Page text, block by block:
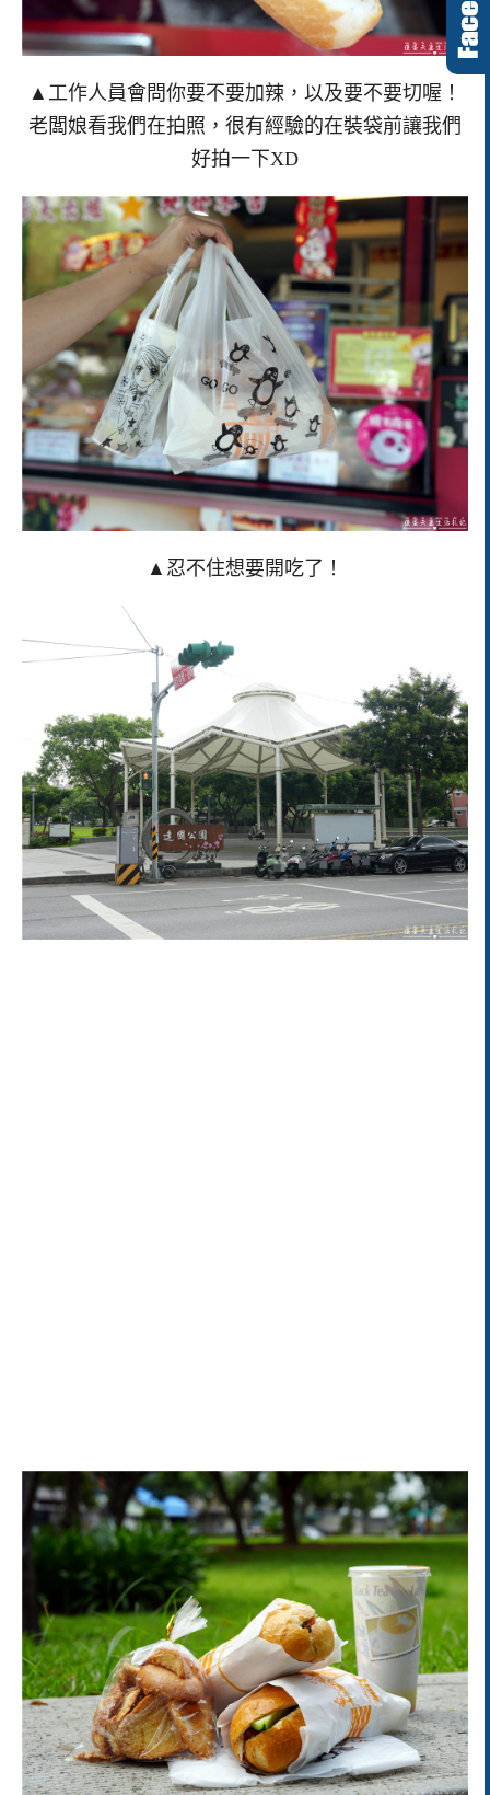
▲工作人員會問你要不要加辣，以及要不要切喔！
老闆娘看我們在拍照，很有經驗的在裝袋前讓我們
好拍一下XD
▲忍不住想要開吃了！